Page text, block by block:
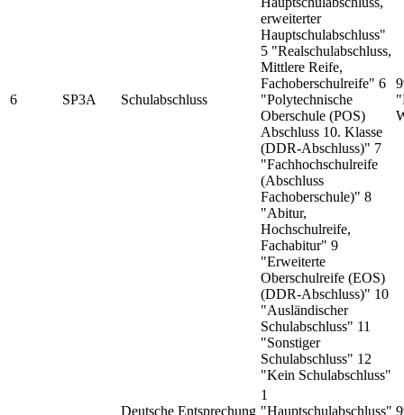
6 SP3A Schulabschluss
erweiterter
Hauptschulabschluss"
5 "Realschulabschluss,
Mittlere Reife,
Fachoberschulreife" 6
"Polytechnische
Oberschule (POS)
Abschluss 10. Klasse
(DDR-Abschluss)" 7
"Fachhochschulreife
(Abschluss
Fachoberschule)" 8
"Abitur,
Hochschulreife,
Fachabitur" 9
"Erweiterte
Oberschulreife (EOS)
(DDR-Abschluss)" 10
"Ausländischer
Schulabschluss" 11
"Sonstiger
Schulabschluss" 12
"Kein Schulabschluss"
Deutsche Entsprechung
1
"Hauptschulabschluss"